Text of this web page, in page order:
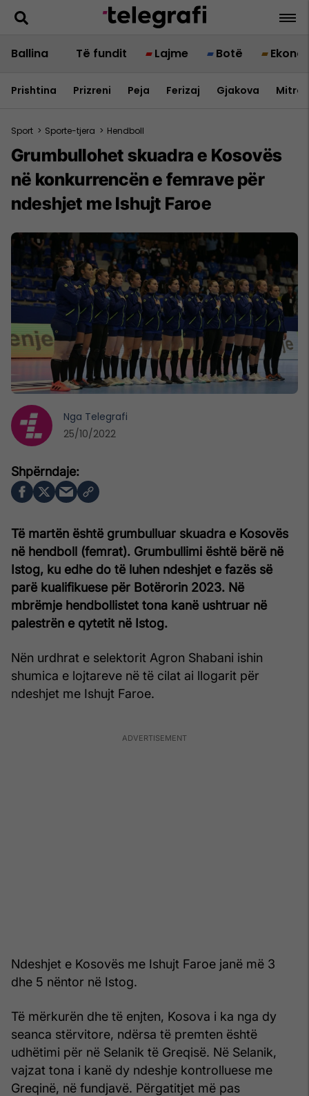
Ballina Të fundit Lajme Botë
Prishtina Prizreni Peja Ferizaj Gjakova
Sport > Sporte-tjera > Hendboll
Grumbullohet skuadra e Kosovës
në konkurrencën e femrave për
ndeshjet me Ishujt Faroe
Të martën është grumbulluar skuadra e Kosovës
në hendboll (femrat). Grumbullimi është bërë në
Istog, ku edhe do të luhen ndeshjet e fazës së
parë kualifikuese për Botërorin 2023. Në
mbrëmje hendbollistet tona kanë ushtruar në
palestrën e qytetit në Istog.
Nën urdhrat e selektorit Agron Shabani ishin
shumica e lojtareve në të cilat ai llogarit për
ndeshjet me Ishujt Faroe.
Ndeshjet e Kosovës me Ishujt Faroe janë më 3
dhe 5 nëntor në Istog.
Të mërkurën dhe të enjten, Kosova i ka nga dy
seanca stërvitore, ndërsa të premten është
udhëtimi për në Selanik të Greqisë. Në Selanik,
vajzat tona i kanë dy ndeshje kontrolluese me
Greqinë, në fundjavë. Përgatitjet më pas
Nga Telegrafi
25/10/2022